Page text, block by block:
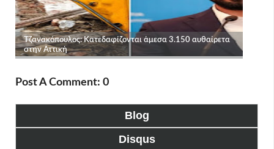
Post A Comment: 0
Blog
Disqus